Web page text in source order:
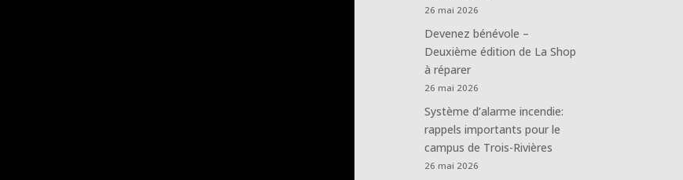
26 mai 2026
Devenez bénévole –
Deuxième édition de La Shop
à réparer
26 mai 2026
Système d’alarme incendie:
rappels importants pour le
campus de Trois-Rivières
26 mai 2026